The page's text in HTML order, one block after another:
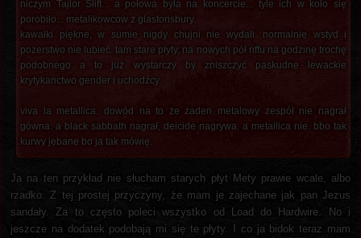
niczym Tajlor Słift... a połowa była na koncercie... tyle ich w koło się
porobiło... metalikowcow z glastonsbury.
kawałki piękne, w sumie nigdy chujni nie wydali. normalnie wstyd i
pozerstwo nie lubieć. tam stare płyty, na nowych pół riffu na godzinę trochę
podobnego a to już wystarczy by zniszczyć paskudne lewackie
krytykanctwo gender i uchodźcy.
viva la metallica. dowód na to że żaden metalowy zespół nie nagrał
gówna. a black sabbath nagrał, deicide nagrywa. a metallica nie. bbo tak
kurwy jebane bo ja tak mówię.
Ja na ten przykład nie słucham starych płyt Mety prawie wcale, albo
rzadko. Z tej prostej przyczyny, że mam je zajechane jak pan Jezus
sandały. Za to często poleci wszystko od Load do Hardwire. No i
jeszcze na dodatek podobają mi się te płyty. I co ja bidok teraz mam